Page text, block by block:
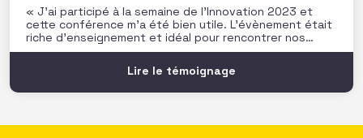
« J’ai participé à la semaine de l’Innovation 2023 et
cette conférence m’a été bien utile. L’évènement était
riche d’enseignement et idéal pour rencontrer nos
pairs. Je retiens notamment l’atelier de P. Doazan sur
l’utilisation de l’écosystème pour booster son
innovation et son impact qui m’a beaucoup inspiré. Je
repars avec
Lire le témoignage